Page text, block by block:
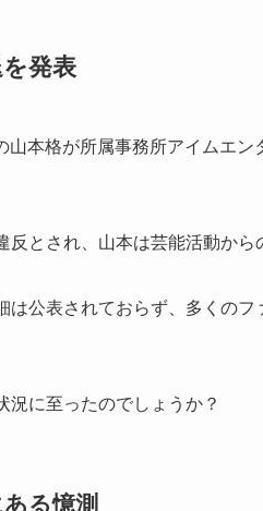
発表
山本格が所属事務所アイムエ
反とされ、山本は芸能活動から
は公表されておらず、多くの
況に至ったのでしょうか？
る憶測